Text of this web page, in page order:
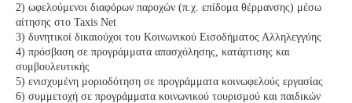
2) ωφελούμενοι διαφόρων παροχών (π.χ. επίδομα θέρμανσης) μέσω
αίτησης στο Taxis Net
3) δυνητικοί δικαιούχοι του Κοινωνικού Εισοδήματος Αλληλεγγύης
4) πρόσβαση σε προγράμματα απασχόλησης, κατάρτισης και
συμβουλευτικής
5) ενισχυμένη μοριοδότηση σε προγράμματα κοινωφελούς εργασίας
6) συμμετοχή σε προγράμματα κοινωνικού τουρισμού και παιδικών